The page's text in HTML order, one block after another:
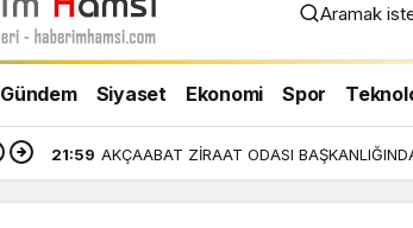
ÜRETİCİLERİNE AĞUSTOS AYI İÇİN
Aramak
Gündem Siyaset Ekonomi Spor
21:59 AKÇAABAT ZİRAAT ODASI